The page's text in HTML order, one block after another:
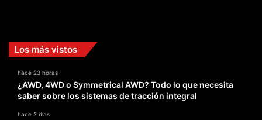
Los más vistos
hace 23 horas
¿AWD, 4WD o Symmetrical AWD? Todo lo que necesita
saber sobre los sistemas de tracción integral
hace 2 días